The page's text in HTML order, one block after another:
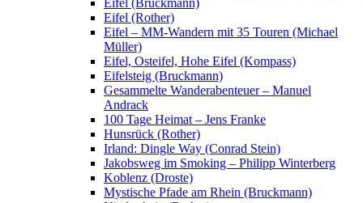
Eifel (Bruckmann)
Eifel (Rother)
Eifel – MM-Wandern mit 35 Touren (Michael
Müller)
Eifel, Osteifel, Hohe Eifel (Kompass)
Eifelsteig (Bruckmann)
Gesammelte Wanderabenteuer – Manuel
Andrack
100 Tage Heimat – Jens Franke
Hunsrück (Rother)
Irland: Dingle Way (Conrad Stein)
Jakobsweg im Smoking – Philipp Winterberg
Koblenz (Droste)
Mystische Pfade am Rhein (Bruckmann)